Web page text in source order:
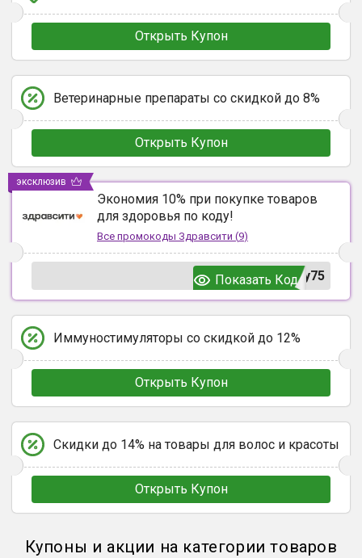
Открыть Купон
Ветеринарные препараты со скидкой до 8%
Открыть Купон
Экономия 10% при покупке товаров
для здоровья по коду!
Все промокоды Здравсити (9)
y75
Показать Код
эксклюзив
Иммуностимуляторы со скидкой до 12%
Открыть Купон
Скидки до 14% на товары для волос и красоты
Открыть Купон
Купоны и акции на категории товаров